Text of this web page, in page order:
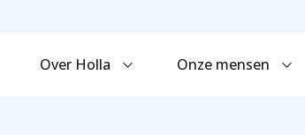
Over Holla Onze mensen